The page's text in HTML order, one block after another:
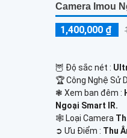
Camera Imou
1,400,000 ₫
🦉 Độ sắc nét :
🏆 Công Nghệ Sử
❃ Xem ban đêm :
Ngoại Smart IR.
🕸️ Loại Camera
️➲ Ưu Điểm : Thu